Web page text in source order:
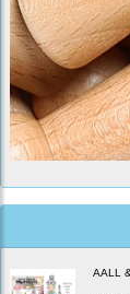
AALL